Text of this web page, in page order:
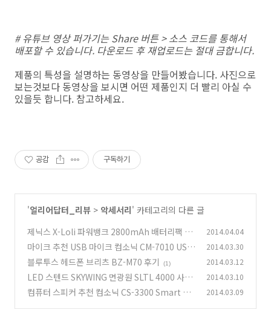
# 유튜브 영상 퍼가기는 Share 버튼 > 소스 코드를 통해서
배포할 수 있습니다. 다운로드 후 재업로드는 절대 금합니다.
제품의 특성을 설명하는 동영상을 만들어봤습니다. 사진으로
보는것보다 동영상을 보시면 어떤 제품인지 더 빨리 아실 수
있을듯 합니다. 참고하세요.
공감 구독하기
'얼리어답터_리뷰 > 악세서리' 카테고리의 다른 글
제닉스 X-Loli 파워뱅크 2800mAh 배터리팩 후
기 (0)
2014.04.04
마이크 추천 USB 마이크 컴소닉 CM-7010 USB
(15)
2014.03.30
블루투스 헤드폰 브리츠 BZ-M70 후기 (1) 2014.03.12
LED 스텐드 SKYWING 면광원 SLTL 4000 사용
기
(6)
2014.03.10
컴퓨터 스피커 추천 컴소닉 CS-3300 Smart 사
2014.03.09